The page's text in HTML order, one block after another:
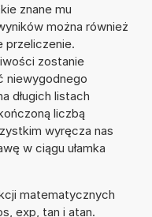
znane mu
można również
przeliczenie.
zostanie
niewygodnego
długich listach
liczbą
wyręcza nas
w ciągu ułamka
matematycznych
exp, tan i atan.